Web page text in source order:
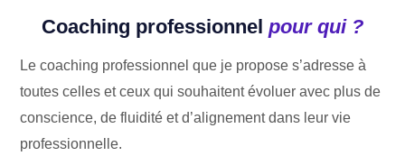
Coaching professionnel pour qui ?
Le coaching professionnel que je propose s’adresse à
toutes celles et ceux qui souhaitent évoluer avec plus de
conscience, de fluidité et d’alignement dans leur vie
professionnelle.